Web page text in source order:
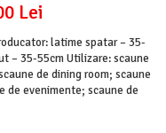
Lei
latime spatar – 35-
– 35-55cm Utilizare: scaune
de dining room; scaune
de evenimente; scaune de